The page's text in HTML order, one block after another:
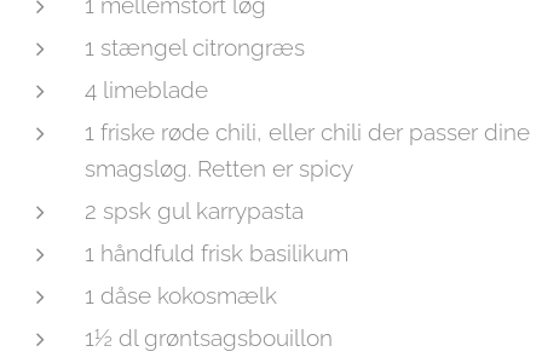
1 stængel citrongræs
4 limeblade
1 friske røde chili, eller chili der passer dine
smagsløg. Retten er spicy
2 spsk gul karrypasta
1 håndfuld frisk basilikum
1 dåse kokosmælk
1½ dl grøntsagsbouillon